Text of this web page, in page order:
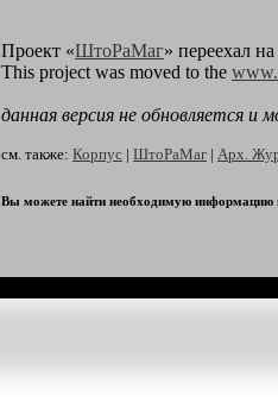
Проект «ШтоРаМаг» переехал на
This project was moved to the
данная версия не обновляется
см. также: Корпус | ШтоРаМаг | Арх.
Вы можете найти необходимую информацию